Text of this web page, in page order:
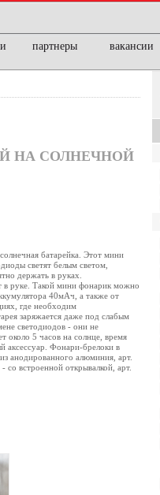
партнеры вакансии
НА СОЛНЕЧНОЙ
батарейка. Этот мини
светят белым светом,
держать в руках.
в руке. Такой мини фонарик можно
40мАч, а также от
где необходим
заряжается даже под слабым
светодиодов - они не
около 5 часов на солнце, время
аксессуар. Фонари-брелоки в
анодированного алюминия, арт.
со встроенной открывалкой, арт.